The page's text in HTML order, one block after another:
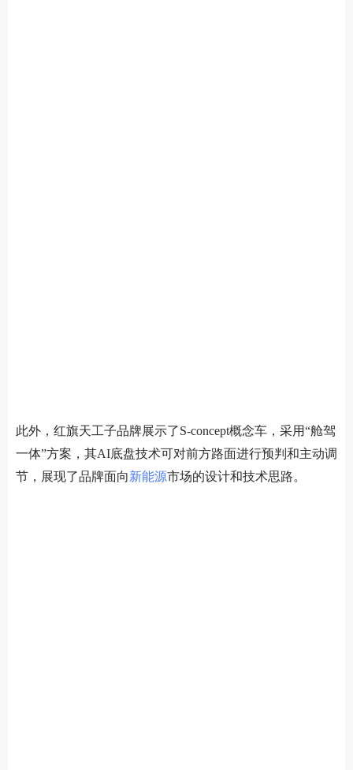
此外，红旗天工子品牌展示了S-concept概念车，采用“舱驾
一体”方案，其AI底盘技术可对前方路面进行预判和主动调
节，展现了品牌面向新能源市场的设计和技术思路。